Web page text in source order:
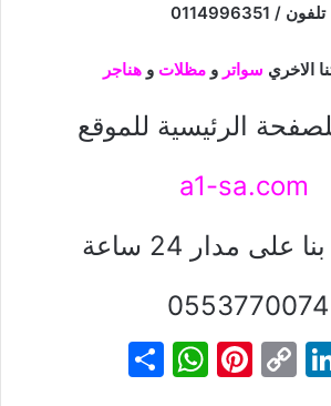
تلفون / 0114996351
الاخري سواتر و مظلات و هناجر
الرئيسية للموقع
على مدار 24 ساعة
0553770074
Li
C
Pi
W